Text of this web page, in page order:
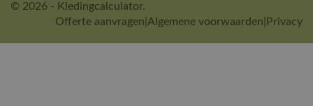
© 2026 - Kledingcalculator.
Offerte aanvragen Algemene voorwaarden Privacy